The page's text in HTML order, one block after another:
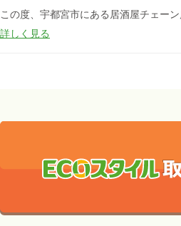
この度、宇都宮市にある居酒屋チェー
詳しく見る